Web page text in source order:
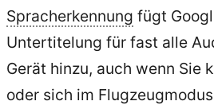
Spracherkennung fügt
Untertitelung für fast alle
Gerät hinzu, auch wenn Sie
oder sich im